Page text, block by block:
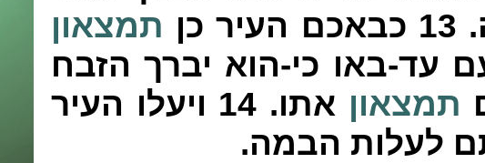
13 כבאכם העיר כן תמצאון
עד-באו כי-הוא יברך הזבח
תמצאון אתו. 14 ויעלו העיר
לעלות הבמה.